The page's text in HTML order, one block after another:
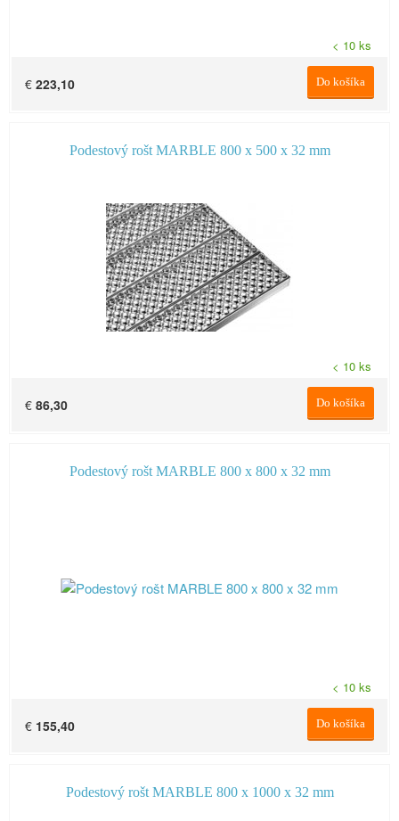
< 10 ks
Do košíka
€ 223,10
Podestový rošt MARBLE 800 x 500 x 32 mm
< 10 ks
Do košíka
€ 86,30
Podestový rošt MARBLE 800 x 800 x 32 mm
< 10 ks
Do košíka
€ 155,40
Podestový rošt MARBLE 800 x 1000 x 32 mm